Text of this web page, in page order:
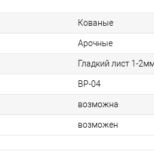
Кованые
Арочные
Гладкий лист 1-
ВР-04
возможна
возможен